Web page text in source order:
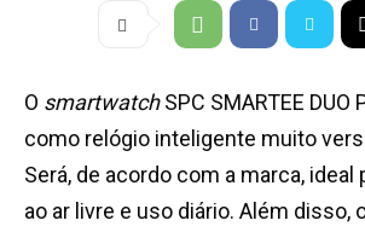
O smartwatchSPC SMARTEE DUO
como relógio inteligente muito
Será, de acordo com a marca, ideal
ao ar livre e uso diário. Além disso,